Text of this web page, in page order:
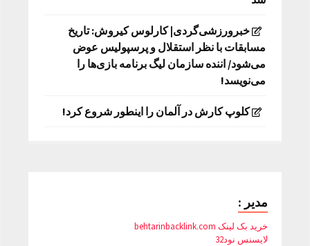
خبرورزشی‌گردی| کارلوس کیروش: تاریخ
مسابقات با نظر استقلال و پرسپولیس عوض
می‌شود/ اننده سازمان لیگ برنامه بازی‌ها را
می‌نویسد!
کلوپ کارش در آلمان را اینطور شروع کرد!
مدیر :
خرید بک لینک behtarinbacklink.com
لایسنس نود32